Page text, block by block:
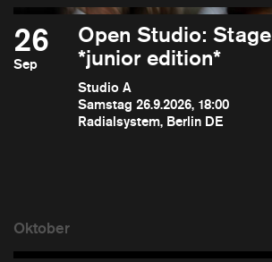
26
Sep
Open Studio: Stage
*junior edition*
Studio A
Samstag 26.9.2026, 18:00
Radialsystem, Berlin DE